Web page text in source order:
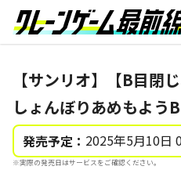
【サンリオ】【B目閉
しょんぼりあめもよう
発売予定： 2025年5月10日
※実際の発売日はサービスをご確認ください。